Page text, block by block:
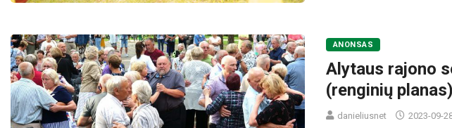
ANONSAS
Alytaus rajono
(renginių planas)
danieliusnet 2023-09-